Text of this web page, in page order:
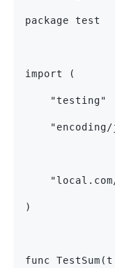
package test
import (
    "testing"
"encoding/
)
func